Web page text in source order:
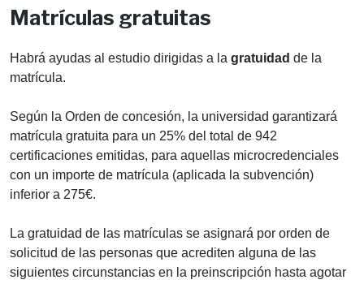
Matrículas gratuitas
Habrá ayudas al estudio dirigidas a la gratuidad de la
matrícula.
Según la Orden de concesión, la universidad garantizará
matrícula gratuita para un 25% del total de 942
certificaciones emitidas, para aquellas microcredenciales
con un importe de matrícula (aplicada la subvención)
inferior a 275€.
La gratuidad de las matrículas se asignará por orden de
solicitud de las personas que acrediten alguna de las
siguientes circunstancias en la preinscripción hasta agotar